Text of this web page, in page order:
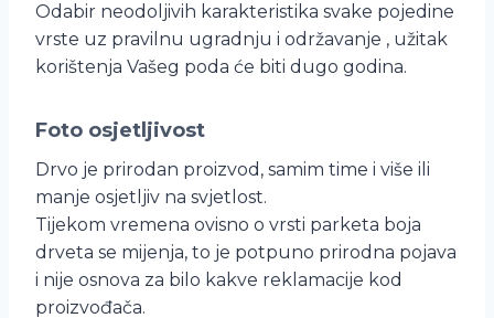
Odabir neodoljivih karakteristika svake pojedine
vrste uz pravilnu ugradnju i održavanje , užitak
korištenja Vašeg poda će biti dugo godina.
Foto osjetljivost
Drvo je prirodan proizvod, samim time i više ili
manje osjetljiv na svjetlost.
Tijekom vremena ovisno o vrsti parketa boja
drveta se mijenja, to je potpuno prirodna pojava
i nije osnova za bilo kakve reklamacije kod
proizvođača.